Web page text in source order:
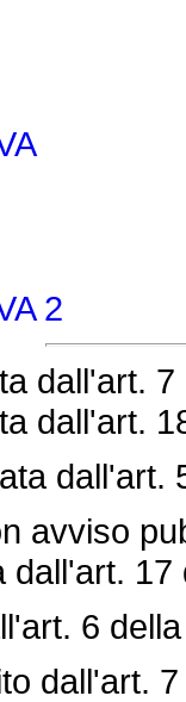
2
dall'art.
dall'art.
dall'art.
avviso
dall'art.
6
dall'art.